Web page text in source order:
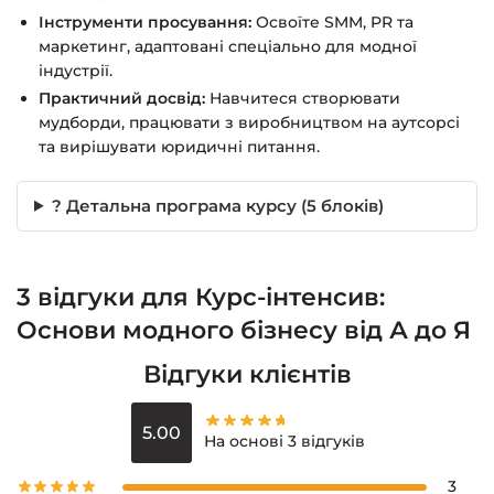
Інструменти просування: Освоїте SMM, PR та
маркетинг, адаптовані спеціально для модної
індустрії.
Практичний досвід: Навчитеся створювати
мудборди, працювати з виробництвом на аутсорсі
та вирішувати юридичні питання.
? Детальна програма курсу (5 блоків)
3 відгуки для Курс-інтенсив:
Основи модного бізнесу від А до Я
Відгуки клієнтів
5.00 На основі 3 відгуків
3